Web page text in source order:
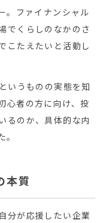
。ファイナンシャル
でくらしのなかのさ
こたえたいと活動し
いうものの実態を知
心者の方に向け、投
るのか、具体的な内
本質
分が応援したい企業